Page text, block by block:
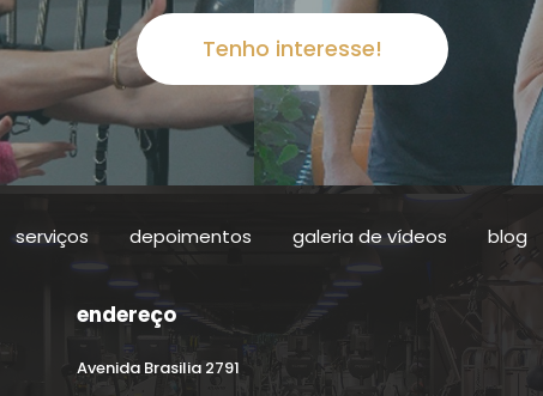
Tenho interesse!
serviços depoimentos galeria de vídeos blog
endereço
Avenida Brasilia 2791